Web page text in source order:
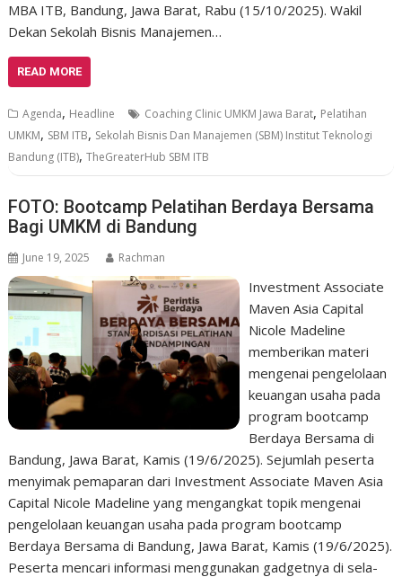
MBA ITB, Bandung, Jawa Barat, Rabu (15/10/2025). Wakil
Dekan Sekolah Bisnis Manajemen…
READ MORE
Agenda, Headline Coaching Clinic UMKM Jawa Barat, Pelatihan
UMKM, SBM ITB, Sekolah Bisnis Dan Manajemen (SBM) Institut Teknologi
Bandung (ITB),TheGreaterHub SBM ITB
FOTO: Bootcamp Pelatihan Berdaya Bersama
Bagi UMKM di Bandung
June 19, 2025 Rachman
Investment Associate
Maven Asia Capital
Nicole Madeline
memberikan materi
mengenai pengelolaan
keuangan usaha pada
program bootcamp
Berdaya Bersama di
Bandung, Jawa Barat, Kamis (19/6/2025). Sejumlah peserta
menyimak pemaparan dari Investment Associate Maven Asia
Capital Nicole Madeline yang mengangkat topik mengenai
pengelolaan keuangan usaha pada program bootcamp
Berdaya Bersama di Bandung, Jawa Barat, Kamis (19/6/2025).
Peserta mencari informasi menggunakan gadgetnya di sela-